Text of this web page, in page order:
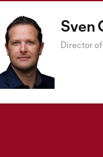
Sven
Director of